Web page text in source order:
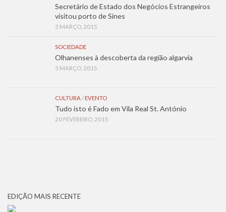
Secretário de Estado dos Negócios Estrangeiros
visitou porto de Sines
3 MARÇO, 2015
SOCIEDADE
Olhanenses à descoberta da região algarvia
3 MARÇO, 2015
CULTURA/ EVENTO
Tudo isto é Fado em Vila Real St. António
20 FEVEREIRO, 2015
EDIÇÃO MAIS RECENTE